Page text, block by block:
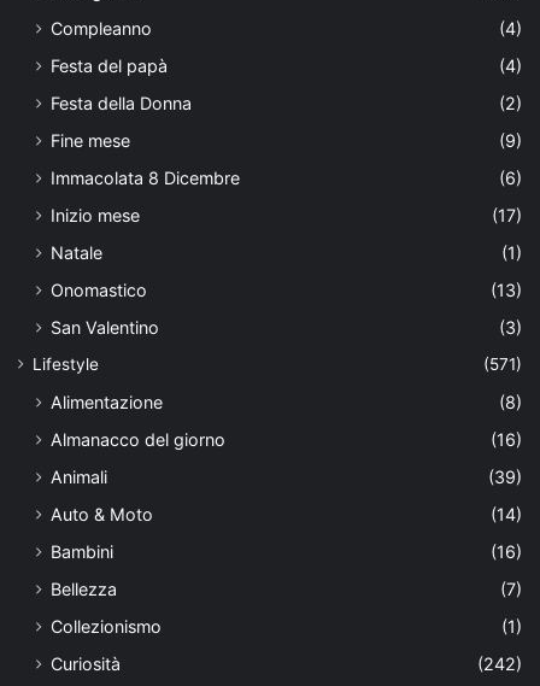
Compleanno
(4)
Festa del papà
(4)
Festa della Donna
(2)
Fine mese
(9)
Immacolata 8 Dicembre
(6)
Inizio mese
(17)
Natale
(1)
Onomastico
(13)
San Valentino
(3)
Lifestyle (571)
Alimentazione
(8)
Almanacco del giorno
(16)
Animali
(39)
Auto & Moto
(14)
Bambini
(16)
Bellezza
(7)
Collezionismo
(1)
Curiosità
(242)